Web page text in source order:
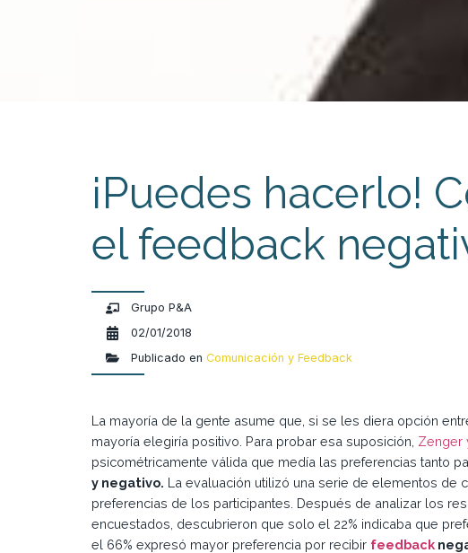
¡Puedes hacerlo!
el feedback
Grupo P&A
02/01/2018
Publicado en Comunicación y Feedback
La mayoría de la gente asume que, si se les diera opción
mayoría elegiría positivo. Para probar esa suposición, Zenger
psicométricamente válida que medía las preferencias tanto
y negativo. La evaluación utilizó una serie de elementos de
preferencias de los participantes. Después de analizar los
encuestados, descubrieron que solo el 22% indicaba que
el 66% expresó mayor preferencia por recibir feedback